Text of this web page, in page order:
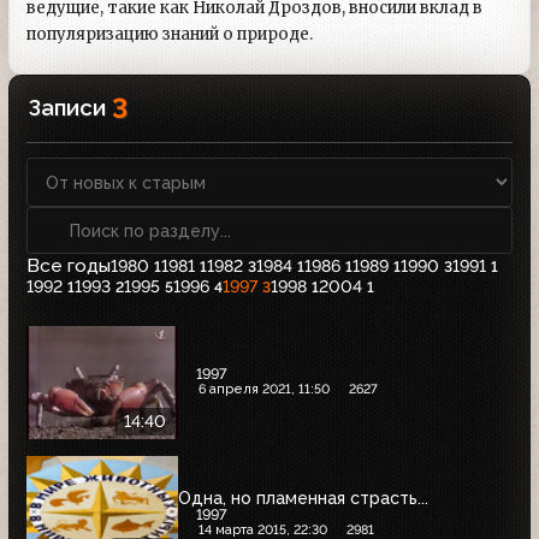
ведущие, такие как Николай Дроздов, вносили вклад в
популяризацию знаний о природе.
Записи 3
Все годы1980 11981 11982 31984 11986 11989 11990 31991 1
1992 11993 21995 51996 41997 31998 12004 1
14:40
1997
6 апреля 2021, 11:50 2627
Одна, но пламенная страсть...
1997
14 марта 2015, 22:30 2981